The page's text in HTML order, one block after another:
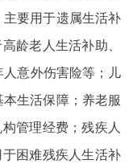
要用于遗属生活补
龄老人生活补助、
意外伤害险等；儿
生活保障；养老服
管理经费；残疾人
困难残疾人生活补